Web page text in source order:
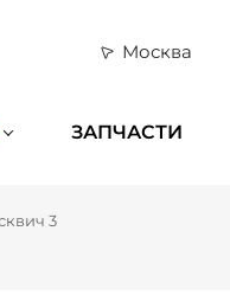
Москва
ЗАПЧАСТИ
3